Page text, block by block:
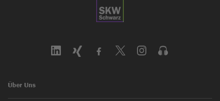
Über Uns